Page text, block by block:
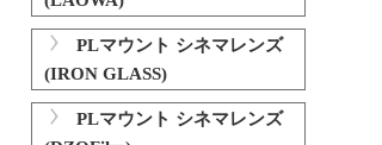
PLマウント シネマレンズ
(IRON GLASS)
PLマウント シネマレンズ